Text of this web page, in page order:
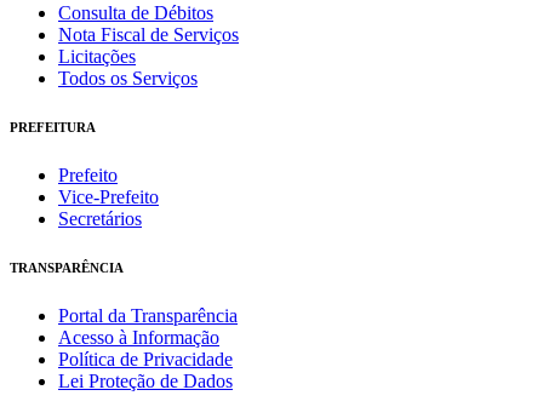
Consulta de Débitos
Nota Fiscal de Serviços
Licitações
Todos os Serviços
PREFEITURA
Prefeito
Vice-Prefeito
Secretários
TRANSPARÊNCIA
Portal da Transparência
Acesso à Informação
Política de Privacidade
Lei Proteção de Dados